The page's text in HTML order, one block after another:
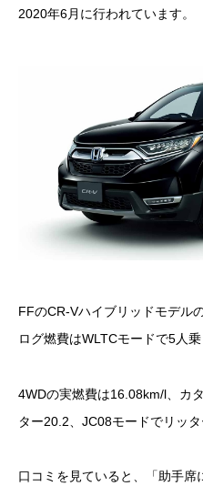
2020年6月に行われています。
FFのCR-Vハイブリッドモデル
ログ燃費はWLTCモードで5人
4WDの実燃費は16.08km/l、カ
ター20.2、JC08モードでリッタ
口コミを見ていると、「助手席